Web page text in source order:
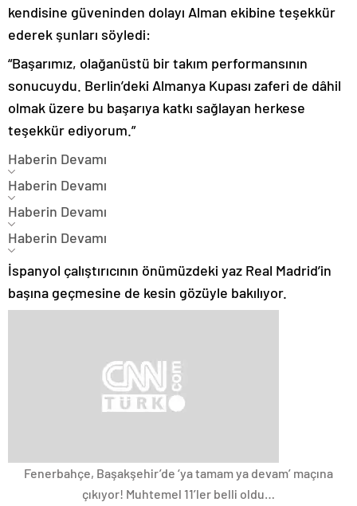
kendisine güveninden dolayı Alman ekibine teşekkür
ederek şunları söyledi:
“Başarımız, olağanüstü bir takım performansının
sonucuydu. Berlin’deki Almanya Kupası zaferi de dâhil
olmak üzere bu başarıya katkı sağlayan herkese
teşekkür ediyorum.”
Haberin Devamı
Haberin Devamı
Haberin Devamı
Haberin Devamı
İspanyol çalıştırıcının önümüzdeki yaz Real Madrid’in
başına geçmesine de kesin gözüyle bakılıyor.
Fenerbahçe, Başakşehir’de ‘ya tamam ya devam’ maçına
çıkıyor! Muhtemel 11’ler belli oldu…